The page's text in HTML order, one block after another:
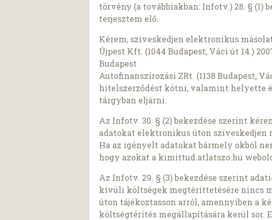
törvény (a továbbiakban: Infotv.) 28. § (1)
terjesztem elő.
Kérem, szíveskedjen elektronikus
Újpest Kft. (1044 Budapest, Váci út 14.)
Budapest
Autofinanszírozási ZRt. (1138 Budapest,
hitelszerződést kötni, valamint helyette
tárgyban eljárni.
Az Infotv. 30. § (2) bekezdése szerint
adatokat elektronikus úton szíveskedjen
Ha az igényelt adatokat bármely okból
hogy azokat a kimittud.atlatszo.hu
Az Infotv. 29. § (3) bekezdése szerint
kívüli költségek megtéríttetésére nincs
úton tájékoztasson arról, amennyiben a
költségtérítés megállapítására kerül sor.